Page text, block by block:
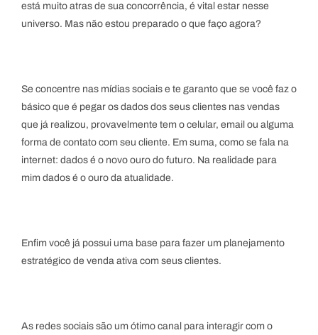
está muito atras de sua concorrência, é vital estar nesse
universo. Mas não estou preparado o que faço agora?
Se concentre nas mídias sociais e te garanto que se você faz o
básico que é pegar os dados dos seus clientes nas vendas
que já realizou, provavelmente tem o celular, email ou alguma
forma de contato com seu cliente. Em suma, como se fala na
internet: dados é o novo ouro do futuro. Na realidade para
mim dados é o ouro da atualidade.
Enfim você já possui uma base para fazer um planejamento
estratégico de venda ativa com seus clientes.
As redes sociais são um ótimo canal para interagir com o